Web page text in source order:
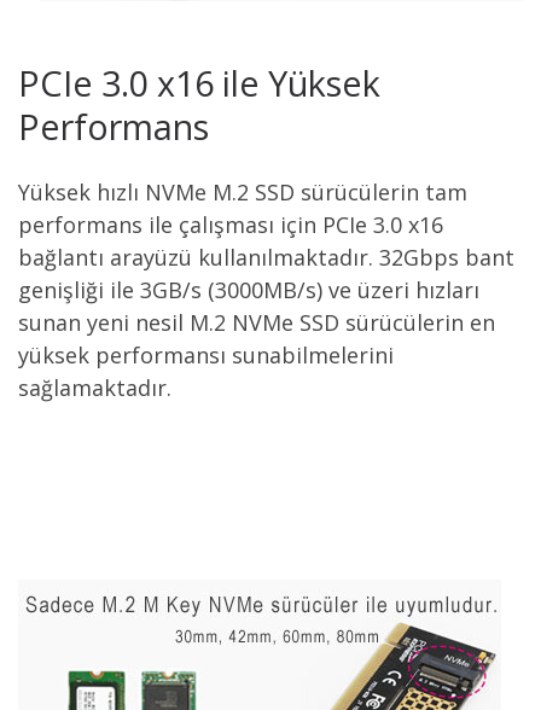
PCIe 3.0 x16 ile Yüksek
Performans
Yüksek hızlı NVMe M.2 SSD sürücülerin tam
performans ile çalışması için PCIe 3.0 x16
bağlantı arayüzü kullanılmaktadır. 32Gbps bant
genişliği ile 3GB/s (3000MB/s) ve üzeri hızları
sunan yeni nesil M.2 NVMe SSD sürücülerin en
yüksek performansı sunabilmelerini
sağlamaktadır.